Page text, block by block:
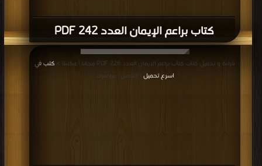
كتاب براعم الإيمان العدد 242 PDF
قراءة و تحميل كتاب كتاب براعم الإيمان العدد 226 PDF مجانا | مكتبة >
كتب في
اسرع تحميل
| التحميل : مرة/مرات